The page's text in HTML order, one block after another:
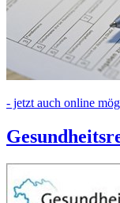
- jetzt auch online